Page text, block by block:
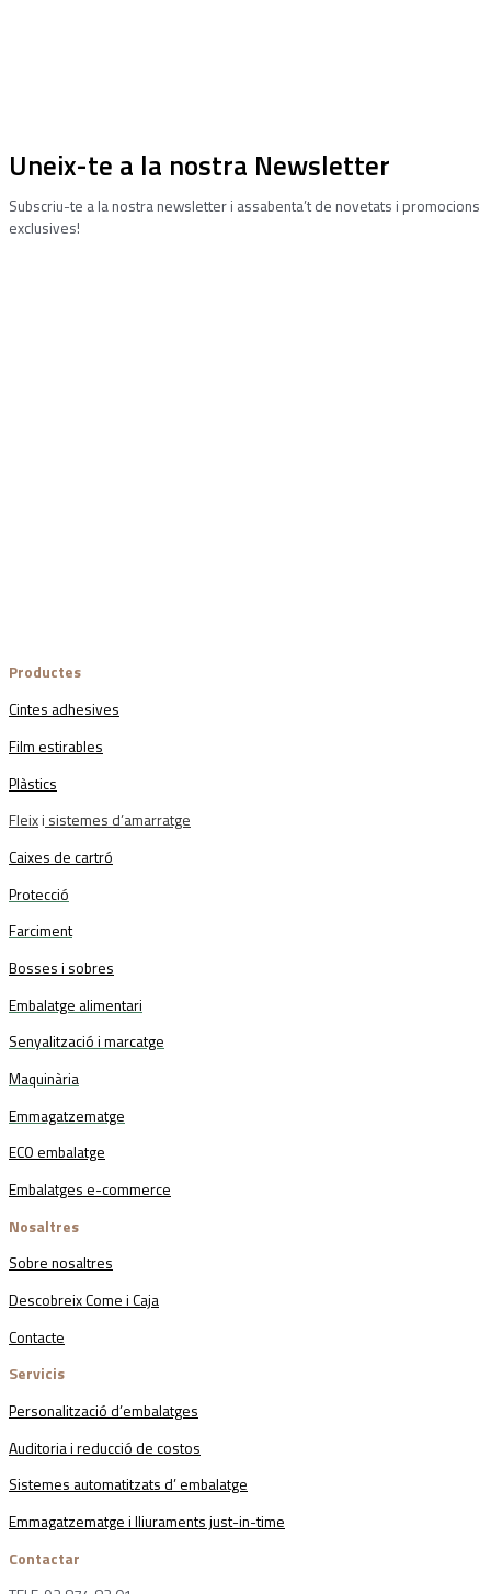
Uneix-te a la nostra Newsletter
Subscriu-te a la nostra newsletter i assabenta’t de novetats i promocions
exclusives!
Productes
Cintes adhesives
Film estirables
Plàstics
Fleix i sistemes d’amarratge
Caixes de cartró
Protecció
Farciment
Bosses i sobres
Embalatge alimentari
Senyalització i marcatge
Maquinària
Emmagatzematge
ECO embalatge
Embalatges e-commerce
Nosaltres
Sobre nosaltres
Descobreix Come i Caja
Contacte
Servicis
Personalització d’embalatges
Auditoria i reducció de costos
Sistemes automatitzats d’ embalatge
Emmagatzematge i lliuraments just-in-time
Contactar